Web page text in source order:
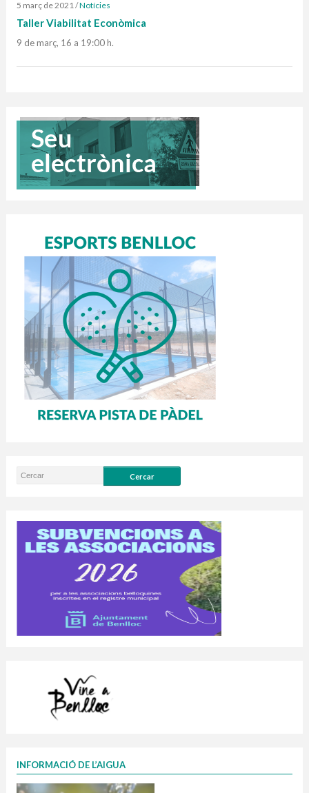
5 març de 2021/Notícies
Taller Viabilitat Econòmica
9 de març, 16 a 19:00 h.
INFORMACIÓ DE L’AIGUA